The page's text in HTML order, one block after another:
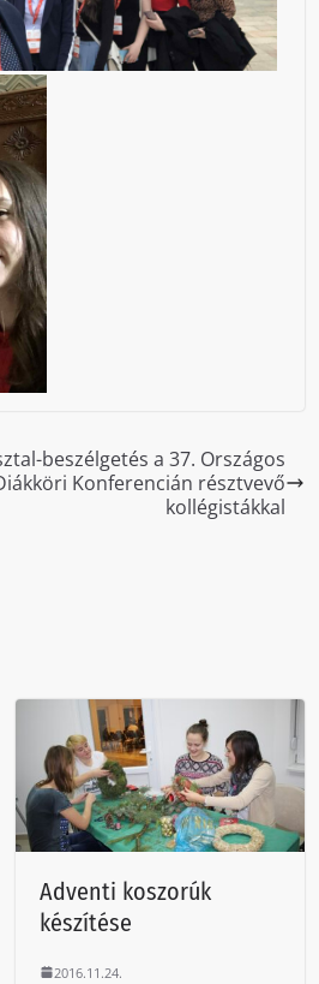
beszélgetés a 37. Országos
Konferencián résztvevő
kollégistákkal
Adventi koszorúk
készítése
2016.11.24.